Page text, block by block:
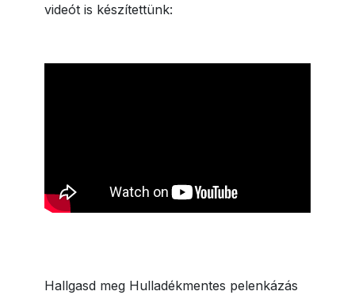
videót is készítettünk:
Hallgasd meg Hulladékmentes pelenkázás